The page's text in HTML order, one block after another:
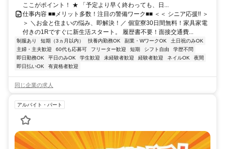
ここがポイント！ ★ 「予定より早く終わっても、日...
仕事内容 ■■メリット多数！注目の警備ワーク■■ ＜＜ シニア応援!! ＞
＞ ＼お金と住まいの悩み、即解決！／ 個室寮30日間無料！家具家電
付きの1Rですぐに新生活スタート。 履歴書不要！面接交通費...
制服あり 短期（3ヵ月以内） 扶養内勤務OK 副業・WワークOK
土日祝のみOK
主婦・主夫歓迎
60代も応募可 フリーター歓迎 短期 シフト自由
学歴不問
即日勤務OK
平日のみOK 学生歓迎 未経験者歓迎 経験者歓迎 ネイルOK
夜間
即日払いOK
有資格者歓迎
同じ企業の求人
アルバイト・パート